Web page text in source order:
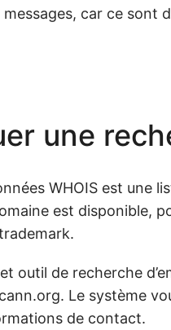
car ce sont
une
WHOIS est une
est disponible,
outil de recherche
Le système
de contact.